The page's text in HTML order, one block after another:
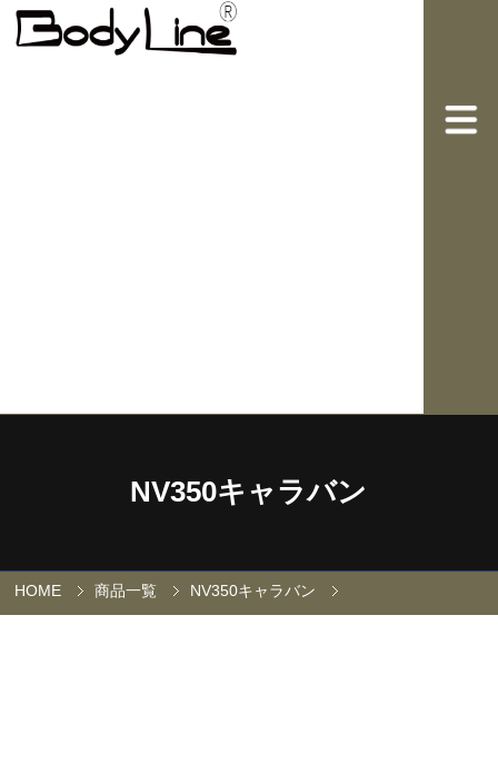
NV350キャラバン
HOME 商品一覧 NV350キャラバン